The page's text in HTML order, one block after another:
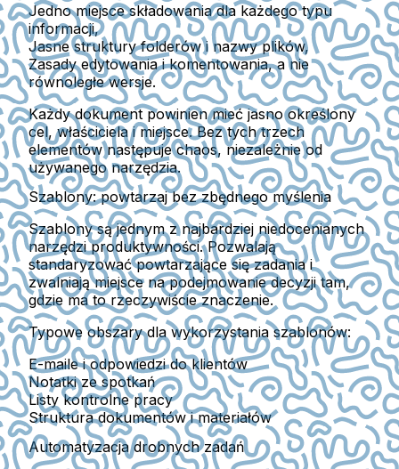
Jedno miejsce składowaniadla każdego typu
informacji,
Jasne struktury folderów i nazwy plików,
Zasady edytowania i komentowania, a nie
równoległe wersje.
Każdy dokument powinien mieć jasno określony
cel, właściciela i miejsce.Bez tych trzech
elementów następuje chaos, niezależnie od
używanego narzędzia.
Szablony: powtarzaj bez zbędnego myślenia
Szablony są jednym z najbardziej niedocenianych
narzędzi produktywności. Pozwalają
standaryzować powtarzające się zadaniai
zwalniają miejsce na podejmowanie decyzji tam,
gdzie ma to rzeczywiście znaczenie.
Typowe obszary dla wykorzystania szablonów:
E-maile i odpowiedzi do klientów
Notatki ze spotkań
Listy kontrolne pracy
Struktura dokumentów i materiałów
Automatyzacja drobnych zadań